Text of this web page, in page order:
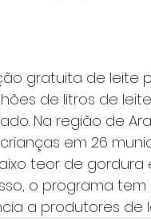
gratuita de leite
de litros de
Na região de
crianças em 26
teor de
o programa
a produtores de